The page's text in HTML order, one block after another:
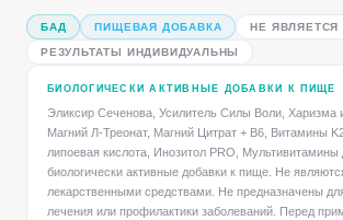
БАД ПИЩЕВАЯ ДОБАВКА НЕ ЯВЛЯЕТСЯ
РЕЗУЛЬТАТЫ ИНДИВИДУАЛЬНЫ
БИОЛОГИЧЕСКИ АКТИВНЫЕ ДОБАВКИ К ПИЩЕ
Эликсир Сеченова, Усилитель Силы Воли, Харизма
Магний Л-Треонат, Магний Цитрат + B6, Витамины
липоевая кислота, Инозитол PRO,
биологически активные добавки к пище. Не
лекарственными средствами. Не предназначены для
лечения или профилактики заболеваний. Перед